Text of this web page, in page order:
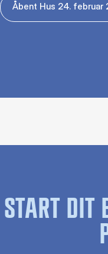
Åbent Hus 24. februar
START DIT